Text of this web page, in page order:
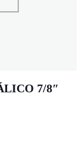
7/8″